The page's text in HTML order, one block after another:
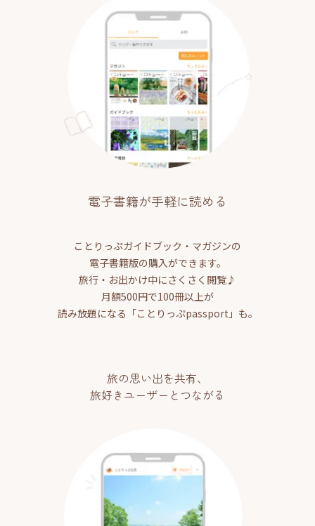
電子書籍が手軽に読める
ことりっぷガイドブック・マガジンの
電子書籍版の購入ができます。
旅行・お出かけ中にさくさく閲覧♪
月額500円で100冊以上が
読み放題になる「ことりっぷpassport」も。
旅の思い出を共有、
旅好きユーザーとつながる